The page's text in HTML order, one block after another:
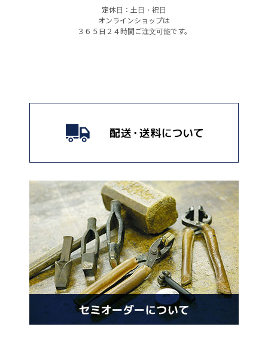
定休日：土日・祝日
オンラインショップは
３６５日２４時間ご注文可能です。